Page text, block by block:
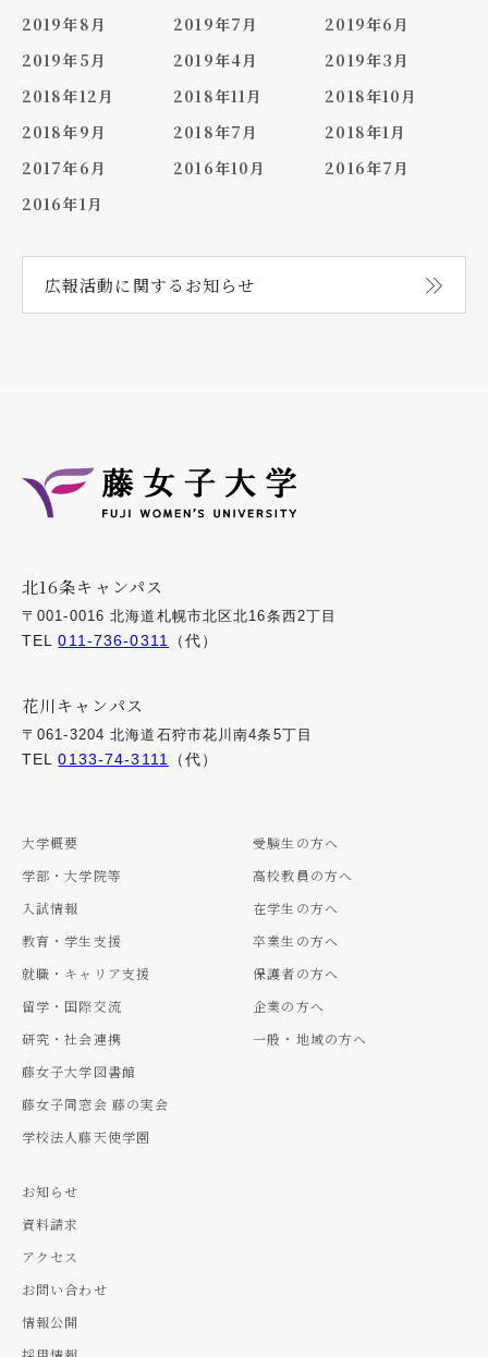
2019年8月
2019年7月
2019年6月
2019年5月
2019年4月
2019年3月
2018年12月
2018年11月
2018年10月
2018年9月
2018年7月
2018年1月
2017年6月
2016年10月
2016年7月
2016年1月
広報活動に関する お知らせ
北16条キャンパス
〒001-0016 北海道札幌市北区北16条西2丁目
TEL011-736-0311 （代）
花川キャンパス
〒061-3204 北海道石狩市花川南4条5丁目
TEL0133-74-3111 （代）
大学概要
学部・大学院等
入試情報
教育・学生支援
就職・キャリア支援
留学・国際交流
研究・社会連携
藤女子大学図書館
藤女子同窓会 藤の実会
学校法人藤天使学園
受験生の方へ
高校教員の方へ
在学生の方へ
卒業生の方へ
保護者の方へ
企業の方へ
一般・地域の方へ
お知らせ
資料請求
アクセス
お問い合わせ
情報公開